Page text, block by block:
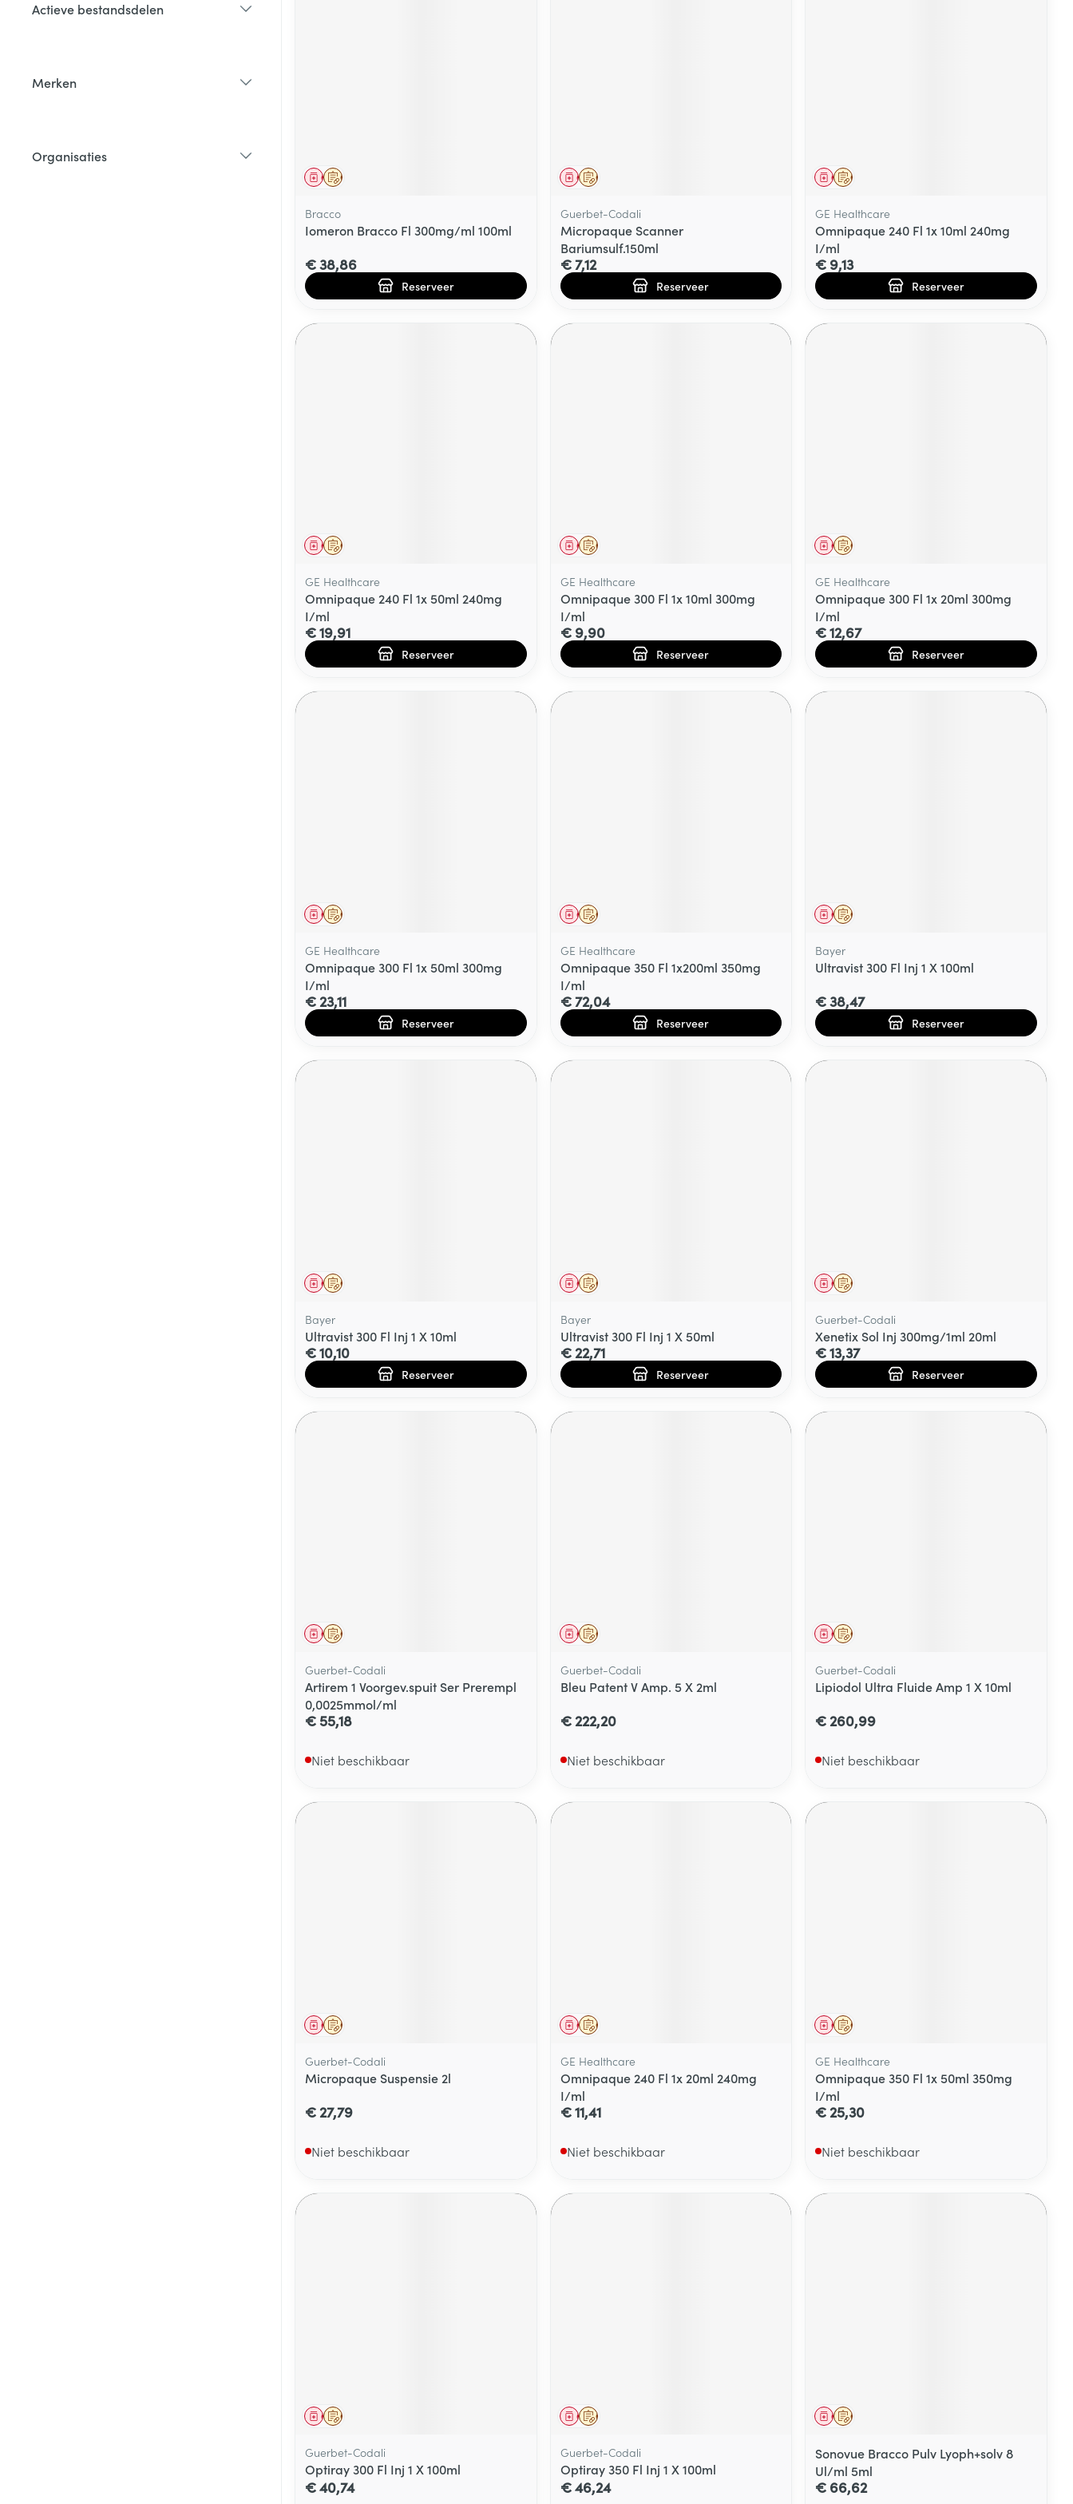
Actieve bestandsdelen
Merken
Organisaties
Op voorschrift
Geneesmiddel
Bracco
Iomeron Bracco Fl 300mg/ml 100ml
€ 38,86
Reserveer
Op voorschrift
Geneesmiddel
Guerbet-Codali
Micropaque Scanner
Bariumsulf.150ml
€ 7,12
Reserveer
Op voorschrift
Geneesmiddel
GE Healthcare
Omnipaque 240 Fl 1x 10ml 240mg
I/ml
€ 9,13
Reserveer
Op voorschrift
Geneesmiddel
GE Healthcare
Omnipaque 240 Fl 1x 50ml 240mg
I/ml
€ 19,91
Reserveer
Op voorschrift
Geneesmiddel
GE Healthcare
Omnipaque 300 Fl 1x 10ml 300mg
I/ml
€ 9,90
Reserveer
Op voorschrift
Geneesmiddel
GE Healthcare
Omnipaque 300 Fl 1x 20ml 300mg
I/ml
€ 12,67
Reserveer
Op voorschrift
Geneesmiddel
GE Healthcare
Omnipaque 300 Fl 1x 50ml 300mg
I/ml
€ 23,11
Reserveer
Op voorschrift
Geneesmiddel
GE Healthcare
Omnipaque 350 Fl 1x200ml 350mg
I/ml
€ 72,04
Reserveer
Op voorschrift
Geneesmiddel
Bayer
Ultravist 300 Fl Inj 1 X 100ml
€ 38,47
Reserveer
Op voorschrift
Geneesmiddel
Bayer
Ultravist 300 Fl Inj 1 X 10ml
€ 10,10
Reserveer
Op voorschrift
Geneesmiddel
Bayer
Ultravist 300 Fl Inj 1 X 50ml
€ 22,71
Reserveer
Op voorschrift
Geneesmiddel
Guerbet-Codali
Xenetix Sol Inj 300mg/1ml 20ml
€ 13,37
Reserveer
Op voorschrift
Geneesmiddel
Guerbet-Codali
Artirem 1 Voorgev.spuit Ser Prerempl
0,0025mmol/ml
€ 55,18
Niet beschikbaar
Op voorschrift
Geneesmiddel
Guerbet-Codali
Bleu Patent V Amp. 5 X 2ml
€ 222,20
Niet beschikbaar
Op voorschrift
Geneesmiddel
Guerbet-Codali
Lipiodol Ultra Fluide Amp 1 X 10ml
€ 260,99
Niet beschikbaar
Op voorschrift
Geneesmiddel
Guerbet-Codali
Micropaque Suspensie 2l
€ 27,79
Niet beschikbaar
Op voorschrift
Geneesmiddel
GE Healthcare
Omnipaque 240 Fl 1x 20ml 240mg
I/ml
€ 11,41
Niet beschikbaar
Op voorschrift
Geneesmiddel
GE Healthcare
Omnipaque 350 Fl 1x 50ml 350mg
I/ml
€ 25,30
Niet beschikbaar
Op voorschrift
Geneesmiddel
Guerbet-Codali
Optiray 300 Fl Inj 1 X 100ml
€ 40,74
Op voorschrift
Geneesmiddel
Guerbet-Codali
Optiray 350 Fl Inj 1 X 100ml
€ 46,24
Op voorschrift
Geneesmiddel
Sonovue Bracco Pulv Lyoph+solv 8
Ul/ml 5ml
€ 66,62